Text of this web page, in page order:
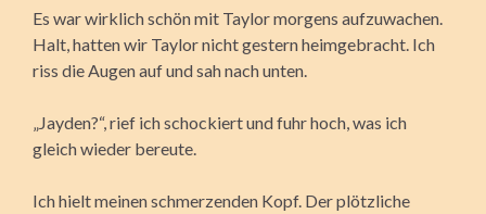
Es war wirklich schön mit Taylor morgens aufzuwachen.
Halt, hatten wir Taylor nicht gestern heimgebracht. Ich
riss die Augen auf und sah nach unten.
„Jayden?“, rief ich schockiert und fuhr hoch, was ich
gleich wieder bereute.
Ich hielt meinen schmerzenden Kopf. Der plötzliche